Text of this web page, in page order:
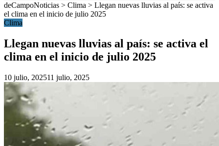
deCampoNoticias > Clima > Llegan nuevas lluvias al país: se activa
el clima en el inicio de julio 2025
Clima
Llegan nuevas lluvias al país: se activa el
clima en el inicio de julio 2025
10 julio, 202511 julio, 2025